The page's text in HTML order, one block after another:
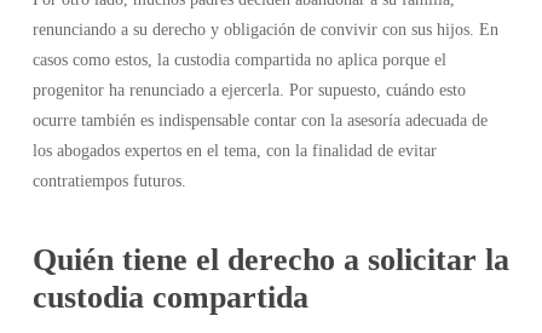
renunciando a su derecho y obligación de convivir con sus hijos. En
casos como estos, la custodia compartida no aplica porque el
progenitor ha renunciado a ejercerla. Por supuesto, cuándo esto
ocurre también es indispensable contar con la asesoría adecuada de
los abogados expertos en el tema, con la finalidad de evitar
contratiempos futuros.
Quién tiene el derecho a solicitar la
custodia compartida